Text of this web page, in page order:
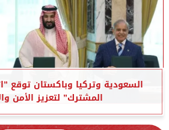
السعودية وتركيا وباكستان توقع
المشترك” لتعزيز الأمن